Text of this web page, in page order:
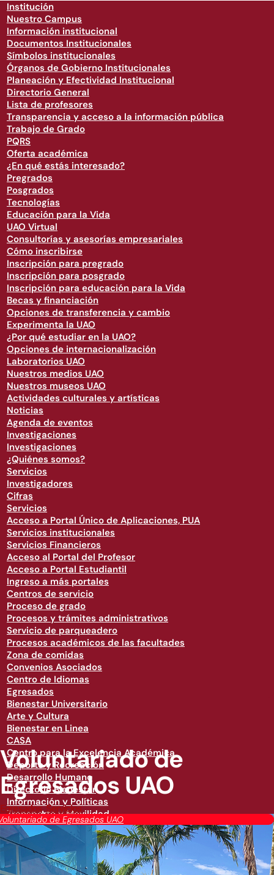
Institución
Nuestro Campus
Información institucional
Documentos Institucionales
Símbolos institucionales
Órganos de Gobierno Institucionales
Planeación y Efectividad Institucional
Directorio General
Lista de profesores
Transparencia y acceso a la información pública
Trabajo de Grado
PQRS
Oferta académica
¿En qué estás interesado?
Pregrados
Posgrados
Tecnologías
Educación para la Vida
UAO Virtual
Consultorías y asesorías empresariales
Cómo inscribirse
Inscripción para pregrado
Inscripción para posgrado
Inscripción para educación para la Vida
Becas y financiación
Opciones de transferencia y cambio
Experimenta la UAO
¿Por qué estudiar en la UAO?
Opciones de internacionalización
Laboratorios UAO
Nuestros medios UAO
Nuestros museos UAO
Actividades culturales y artísticas
Noticias
Agenda de eventos
Investigaciones
Investigaciones
¿Quiénes somos?
Servicios
Investigadores
Cifras
Servicios
Acceso a Portal Único de Aplicaciones, PUA
Servicios institucionales
Servicios Financieros
Acceso al Portal del Profesor
Acceso a Portal Estudiantil
Ingreso a más portales
Centros de servicio
Proceso de grado
Procesos y trámites administrativos
Servicio de parqueadero
Procesos académicos de las facultades
Zona de comidas
Convenios Asociados
Centro de Idiomas
Egresados
Bienestar Universitario
Arte y Cultura
Bienestar en Linea
CASA
Centro para la Excelencia Académica
Deporte y Recreación
Desarrollo Humano
Directorio Bienestar
Información y Políticas
Transporte y Movilidad
de Egresados UAO
Voluntariado de
Egresados UAO
Egresados,Servicios